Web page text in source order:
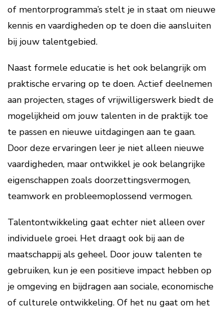
of mentorprogramma’s stelt je in staat om nieuwe
kennis en vaardigheden op te doen die aansluiten
bij jouw talentgebied.
Naast formele educatie is het ook belangrijk om
praktische ervaring op te doen. Actief deelnemen
aan projecten, stages of vrijwilligerswerk biedt de
mogelijkheid om jouw talenten in de praktijk toe
te passen en nieuwe uitdagingen aan te gaan.
Door deze ervaringen leer je niet alleen nieuwe
vaardigheden, maar ontwikkel je ook belangrijke
eigenschappen zoals doorzettingsvermogen,
teamwork en probleemoplossend vermogen.
Talentontwikkeling gaat echter niet alleen over
individuele groei. Het draagt ook bij aan de
maatschappij als geheel. Door jouw talenten te
gebruiken, kun je een positieve impact hebben op
je omgeving en bijdragen aan sociale, economische
of culturele ontwikkeling. Of het nu gaat om het